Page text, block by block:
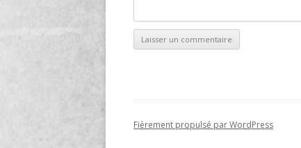
Fièrement propulsé par WordPress